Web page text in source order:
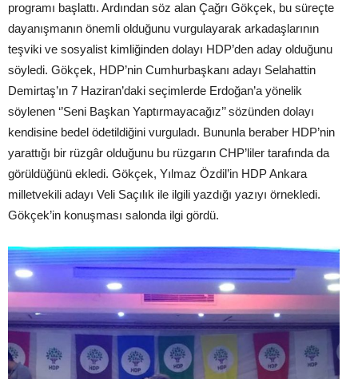
programı başlattı. Ardından söz alan Çağrı Gökçek, bu süreçte
dayanışmanın önemli olduğunu vurgulayarak arkadaşlarının
teşviki ve sosyalist kimliğinden dolayı HDP’den aday olduğunu
söyledi. Gökçek, HDP’nin Cumhurbaşkanı adayı Selahattin
Demirtaş’ın 7 Haziran’daki seçimlerde Erdoğan’a yönelik
söylenen ‘’Seni Başkan Yaptırmayacağız’’ sözünden dolayı
kendisine bedel ödetildiğini vurguladı. Bununla beraber HDP’nin
yarattığı bir rüzgâr olduğunu bu rüzgarın CHP’liler tarafında da
görüldüğünü ekledi. Gökçek, Yılmaz Özdil’in HDP Ankara
milletvekili adayı Veli Saçılık ile ilgili yazdığı yazıyı örnekledi.
Gökçek’in konuşması salonda ilgi gördü.